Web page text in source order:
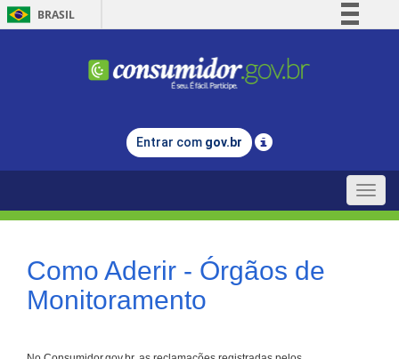
BRASIL
Comunica BR
Legislação
Entrar com gov.br
Toggle
Como Aderir - Órgãos de
Monitoramento